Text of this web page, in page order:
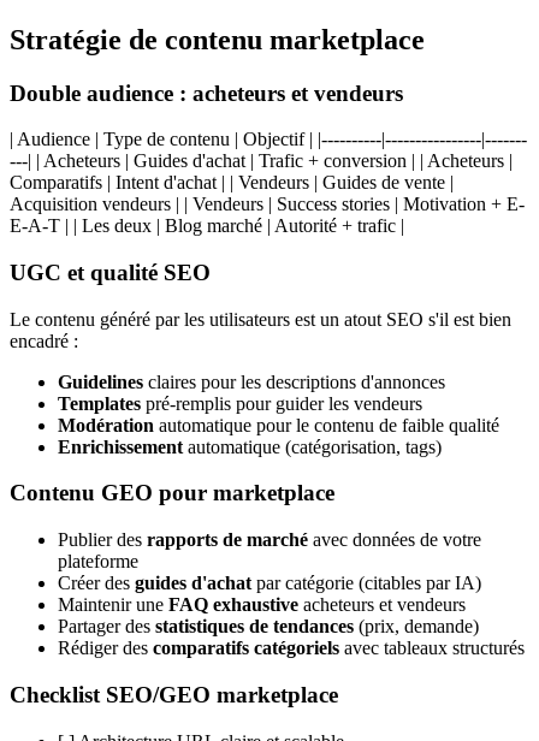
Stratégie de contenu marketplace
Double audience : acheteurs et vendeurs
| Audience | Type de contenu | Objectif | |----------|----------------|-------
---| | Acheteurs | Guides d'achat | Trafic + conversion | | Acheteurs |
Comparatifs | Intent d'achat | | Vendeurs | Guides de vente |
Acquisition vendeurs | | Vendeurs | Success stories | Motivation + E-
E-A-T | | Les deux | Blog marché | Autorité + trafic |
UGC et qualité SEO
Le contenu généré par les utilisateurs est un atout SEO s'il est bien
encadré :
Guidelines claires pour les descriptions d'annonces
Templates pré-remplis pour guider les vendeurs
Modération automatique pour le contenu de faible qualité
Enrichissement automatique (catégorisation, tags)
Contenu GEO pour marketplace
Publier des rapports de marché avec données de votre
plateforme
Créer des guides d'achat par catégorie (citables par IA)
Maintenir une FAQ exhaustive acheteurs et vendeurs
Partager des statistiques de tendances (prix, demande)
Rédiger des comparatifs catégoriels avec tableaux structurés
Checklist SEO/GEO marketplace